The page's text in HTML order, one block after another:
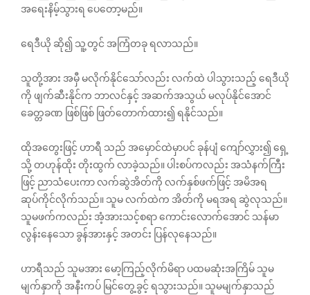
အရေးနိမ့်သွားရ ပေတော့မည်။
ရေဒီယို ဆို၍ သူ့တွင် အကြံတခု ရလာသည်။
သူတို့အား အမှီ မလိုက်နိုင်သော်လည်း လက်ထဲ ပါသွားသည့် ရေဒီယို
ကို ဖျက်ဆီးနိုင်က ဘာလင်နှင့် အဆက်အသွယ် မလုပ်နိုင်အောင်
ခေတ္တခဏ ဖြစ်ဖြစ် ဖြတ်တောက်ထား၍ ရနိုင်သည်။
ထိုအတွေးဖြင့် ဟာရီ သည် အမှောင်ထဲမှာပင် ခုန်ပျံ ကျော်လွှား၍ ရှေ့
သို့ တဟုန်ထိုး တိုးထွက် လာခဲ့သည်။ ပါးစပ်ကလည်း အသံနက်ကြီး
ဖြင့် ညာသံပေးကာ လက်ဆွဲအိတ်ကို လက်နှစ်ဖက်ဖြင့် အမိအရ
ဆုပ်ကိုင်လိုက်သည်။ သူမ လက်ထဲက အိတ်ကို မရအရ ဆွဲလုသည်။
သူမဖက်ကလည်း အံ့အားသင့်စရာ ကောင်းလောက်အောင် သန်မာ
လွန်းနေသော ခွန်အားနှင့် အတင်း ပြန်လုနေသည်။
ဟာရီသည် သူမအား မော့ကြည့်လိုက်မိရာ ပထမဆုံးအကြိမ် သူမ
မျက်နှာကို အနီးကပ် မြင်တွေ့ခွင့် ရသွားသည်။ သူမမျက်နှာသည်